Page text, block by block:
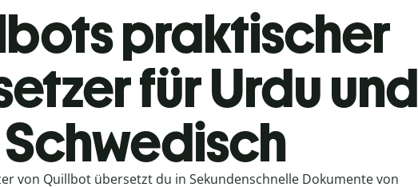
praktischer
für Urdu und
Schwedisch
von Quillbot übersetzt du in Sekundenschnelle Dokumente von